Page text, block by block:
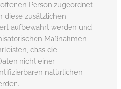
Person zugeordnet
diese zusätzlichen
aufbewahrt werden und
Maßnahmen
dass die
nicht einer
natürlichen